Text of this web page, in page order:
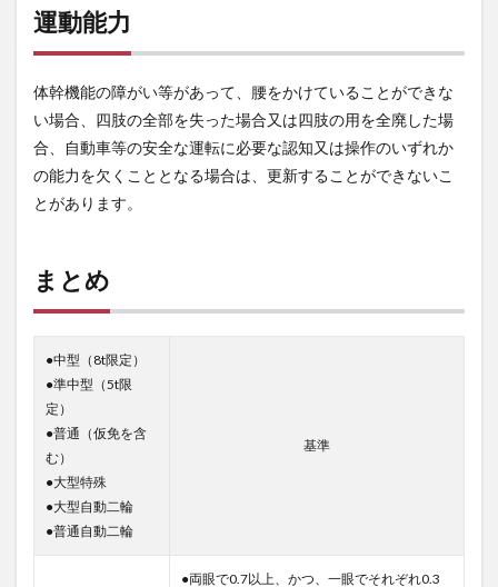
運動能力
体幹機能の障がい等があって、腰をかけていることができな
い場合、四肢の全部を失った場合又は四肢の用を全廃した場
合、自動車等の安全な運転に必要な認知又は操作のいずれか
の能力を欠くこととなる場合は、更新することができないこ
とがあります。
まとめ
●中型（8t限定）
●準中型（5t限
定）
●普通（仮免を含
む）
●大型特殊
●大型自動二輪
●普通自動二輪
基準
●両眼で0.7以上、かつ、一眼でそれぞれ0.3